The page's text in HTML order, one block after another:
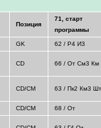
Позиция
71, старт
программы
GK 62 / Р4 И3
CD 66 / От См3 Км
CD/CM 63 / Пк2 Км3
CD/CM 68 / От